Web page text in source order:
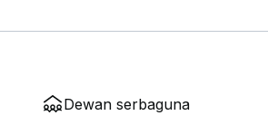
Dewan serbaguna